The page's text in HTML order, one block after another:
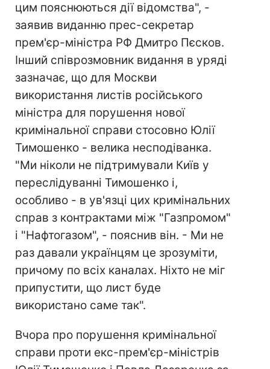
цим пояснюються дії відомства", -
заявив виданню прес-секретар
прем'єр-міністра РФ Дмитро Пєсков.
Інший співрозмовник видання в уряді
зазначає, що для Москви
використання листів російського
міністра для порушення нової
кримінальної справи стосовно Юлії
Тимошенко - велика несподіванка.
"Ми ніколи не підтримували Київ у
переслідуванні Тимошенко і,
особливо - в ув'язці цих кримінальних
справ з контрактами між "Газпромом"
і "Нафтогазом", - пояснив він. - Ми не
раз давали українцям це зрозуміти,
причому по всіх каналах. Ніхто не міг
припустити, що лист буде
використано саме так".
Вчора про порушення кримінальної
справи проти екс-прем'єр-міністрів